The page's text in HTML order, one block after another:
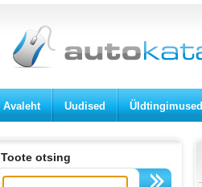
Avaleht Uudised Üldtingimused
Toote otsing